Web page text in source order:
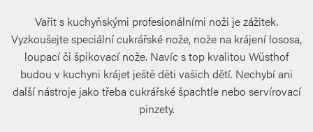
Vařit s kuchyňskými profesionálními noži je zážitek.
Vyzkoušejte speciální cukrářské nože, nože na krájení lososa,
loupací či špikovací nože. Navíc s top kvalitou Wüsthof
budou v kuchyni krájet ještě děti vašich dětí. Nechybí ani
další nástroje jako třeba cukrářské špachtle nebo servírovací
pinzety.